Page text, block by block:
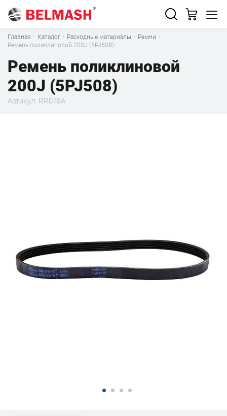
Главная · Каталог · Расходные материалы · Ремни ·
Ремень поликлиновой 200J (5PJ508)
Ремень поликлиновой
200J (5PJ508)
Артикул: RR078A